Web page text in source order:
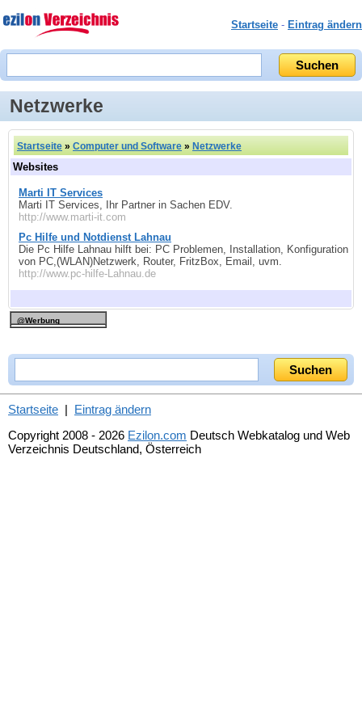
Startseite - Eintrag ändern
Netzwerke
Startseite » Computer und Software » Netzwerke
Websites
Marti IT Services
Marti IT Services, Ihr Partner in Sachen EDV.
http://www.marti-it.com
Pc Hilfe und Notdienst Lahnau
Die Pc Hilfe Lahnau hilft bei: PC Problemen, Installation, Konfiguration
von PC,(WLAN)Netzwerk, Router, FritzBox, Email, uvm.
http://www.pc-hilfe-Lahnau.de
@Werbung
Startseite | Eintrag ändern
Copyright 2008 - 2026 Ezilon.com Deutsch Webkatalog und Web
Verzeichnis Deutschland, Österreich